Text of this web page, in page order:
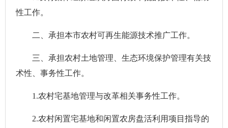
性工作。
二、承担本市农村可再生能源技术推广工作。
三、承担农村土地管理、生态环境保护管理有关技
术性、事务性工作。
1.农村宅基地管理与改革相关事务性工作。
2.农村闲置宅基地和闲置农房盘活利用项目指导的